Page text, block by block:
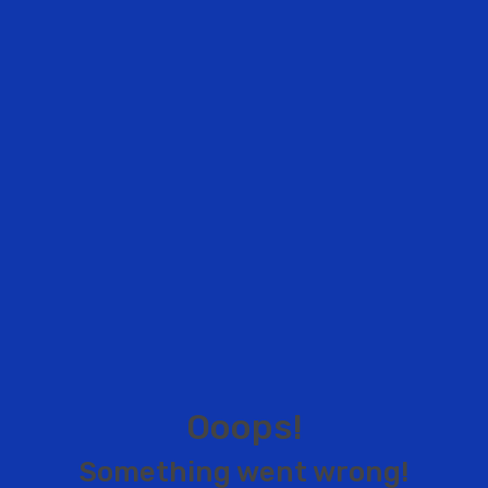
Ooops!
Something went wrong!